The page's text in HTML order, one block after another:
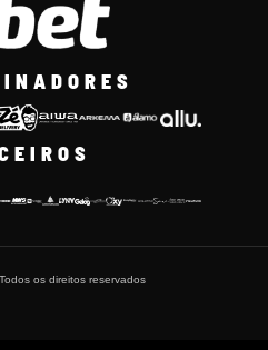
os direitos reservados